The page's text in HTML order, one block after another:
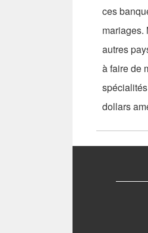
ces
mariages.
autres
à faire de
dollars